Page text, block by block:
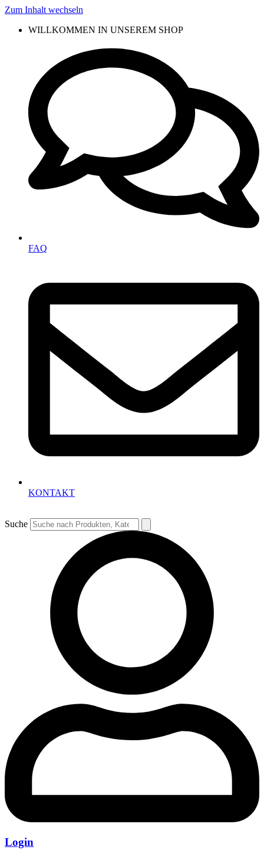
Zum Inhalt wechseln
WILLKOMMEN IN UNSEREM SHOP
FAQ
KONTAKT
Suche
Login